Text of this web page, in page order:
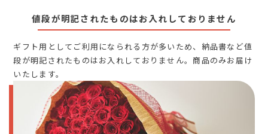
値段が明記されたものはお入れしておりません
ギフト用としてご利用になられる方が多いため、納品書など値
段が明記されたものはお入れしておりません。商品のみお届け
いたします。